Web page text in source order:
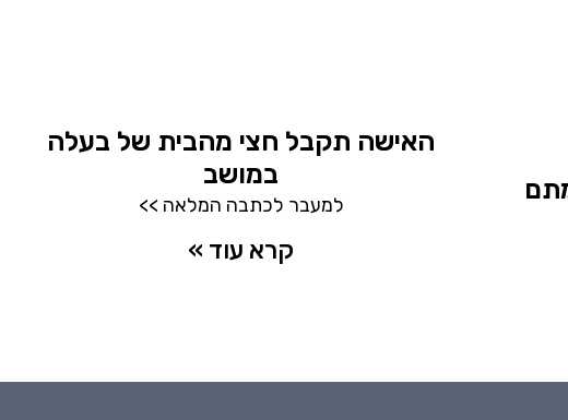
האישה תקבל חצי מהבית של בעלה
במושב
למעבר לכתבה המלאה >>
קרא עוד »